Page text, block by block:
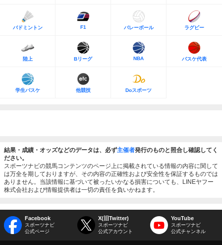
バドミントン F1 バレーボール ラグビー
陸上 Bリーグ NBA バスケ代表
学生バスケ 他競技 Doスポーツ
結果・成績・オッズなどのデータは、必ず主催者発行のものと照合し確認してく
ださい。
スポーツナビの競馬コンテンツのページ上に掲載されている情報の内容に関して
は万全を期しておりますが、その内容の正確性および安全性を保証するものでは
ありません。当該情報に基づいて被ったいかなる損害についても、LINEヤフー
株式会社および情報提供者は一切の責任を負いかねます。
Facebook
スポーツナビ
公式ページ
X(旧Twitter)
スポーツナビ
公式アカウント
YouTube
スポーツナビ
公式チャンネル